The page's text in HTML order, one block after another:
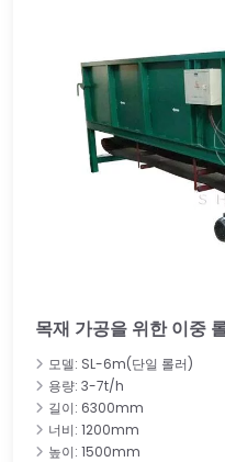
목재 가공을 위한 이중
모델: SL-6m(단일 롤러)
용량: 3-7t/h
길이: 6300mm
너비: 1200mm
높이: 1500mm